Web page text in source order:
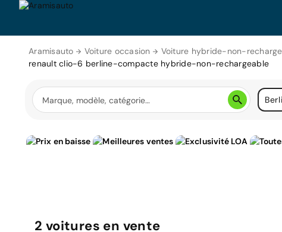
Aramisauto Voiture occasion Voiture hybride-non-
renault clio-6 berline-compacte hybride-non-rechargeable
2 voitures en vente